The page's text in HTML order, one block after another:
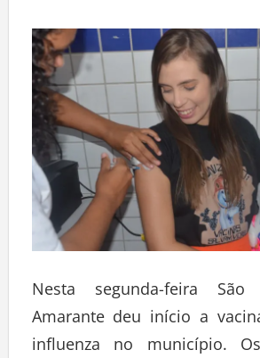
Nesta segunda-feira
Amarante deu início a
influenza no município.